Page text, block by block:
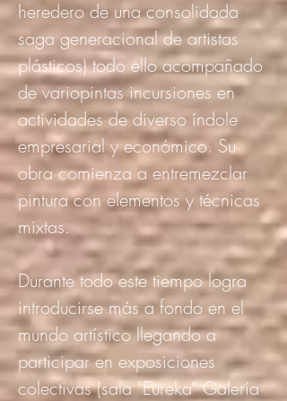
heredero de una consolidada
saga generacional de artistas
plásticos) todo ello acompañado
de variopintas incursiones en
actividades de diverso índole
empresarial y económico. Su
obra comienza a entremezclar
pintura con elementos y técnicas
mixtas.
Durante todo este tiempo logra
introducirse más a fondo en el
mundo artístico llegando a
participar en exposiciones
colectivas (sala "Eureka" Galería